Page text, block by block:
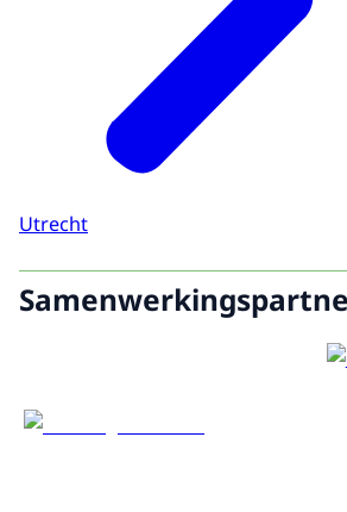
Utrecht